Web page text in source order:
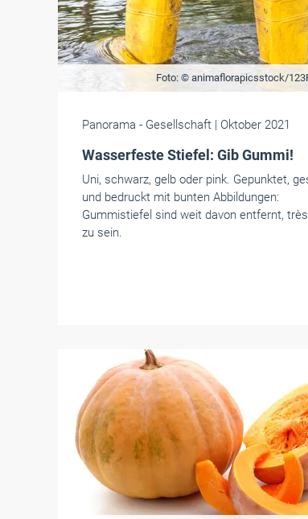
Foto: © animaflorapicsstock/
Panorama - Gesellschaft | Oktober 2021
Wasserfeste Stiefel: Gib Gummi!
Uni, schwarz, gelb oder pink. Gepunktet,
und bedruckt mit bunten Abbildungen:
Gummistiefel sind weit davon entfernt,
zu sein.